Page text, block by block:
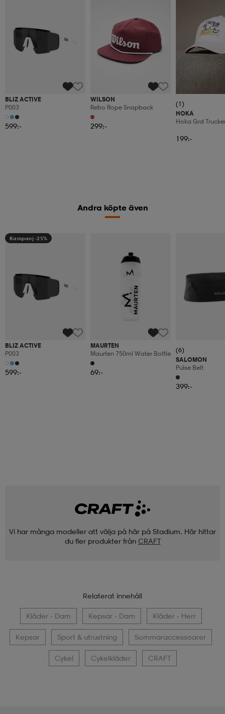
BLIZ ACTIVE
P003
599:-
WILSON
Retro Rope Snapback
299:-
(1)
HOKA
Hoka Grd
199:-
Andra köpte även
Kampanj -25%
BLIZ ACTIVE
P003
599:-
MAURTEN
Maurten 750ml Water Bottle
69:-
(6)
SALOMON
Pulse Belt
399:-
Vi har många modeller att välja på här på Stadium. Här hittar
du fler produkter från CRAFT
Relaterat innehåll
Kläder - Dam Kepsar - Dam Kläder - Herr
Kepsar Sport & utrustning Sommaraccessoarer
Cykel Cykelkläder CRAFT